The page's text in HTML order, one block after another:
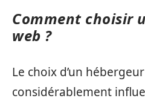
Comment choisir
web ?
Le choix d’un
considérablement